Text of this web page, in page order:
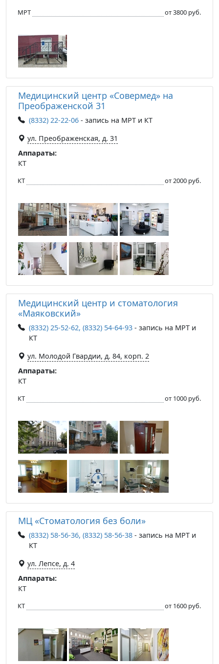
МРТ от 3800 руб.
Медицинский центр «Совермед» на
Преображенской 31
(8332) 22-22-06 - запись на МРТ и КТ
ул. Преображенская, д. 31
Аппараты:
КТ
КТ от 2000 руб.
Медицинский центр и стоматология
«Маяковский»
(8332) 25-52-62, (8332) 54-64-93 - запись на МРТ и
КТ
ул. Молодой Гвардии, д. 84, корп. 2
Аппараты:
КТ
КТ от 1000 руб.
МЦ «Стоматология без боли»
(8332) 58-56-36, (8332) 58-56-38 - запись на МРТ и
КТ
ул. Лепсе, д. 4
Аппараты:
КТ
КТ от 1600 руб.